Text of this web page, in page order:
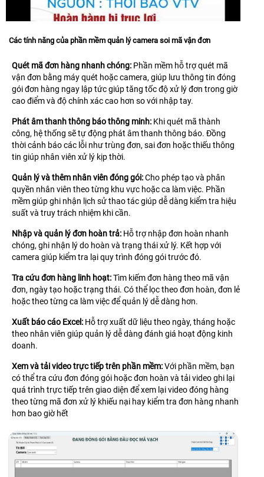
Các tính năng của phần mềm quản lý camera soi mã vận đơn
Quét mã đơn hàng nhanh chóng: Phần mềm hỗ trợ quét mã
vận đơn bằng máy quét hoặc camera, giúp lưu thông tin đóng
gói đơn hàng ngay lập tức giúp tăng tốc độ xử lý đơn trong giờ
cao điểm và độ chính xác cao hơn so với nhập tay.
Phát âm thanh thông báo thông minh: Khi quét mã thành
công, hệ thống sẽ tự động phát âm thanh thông báo. Đồng
thời cảnh báo các lỗi như trùng đơn, sai đơn hoặc thiếu thông
tin giúp nhân viên xử lý kịp thời.
Quản lý và thêm nhân viên đóng gói:Cho phép tạo và phân
quyền nhân viên theo từng khu vực hoặc ca làm việc. Phần
mềm giúp ghi nhận lịch sử thao tác giúp dễ dàng kiểm tra hiệu
suất và truy trách nhiệm khi cần.
Nhập và quản lý đơn hoàn trả: Hỗ trợ nhập đơn hoàn nhanh
chóng, ghi nhận lý do hoàn và trạng thái xử lý. Kết hợp với
camera giúp kiểm tra lại quy trình đóng gói trước đó.
Tra cứu đơn hàng linh hoạt:Tìm kiếm đơn hàng theo mã vận
đơn, ngày tạo hoặc trạng thái. Có thể lọc theo đơn hoàn, đơn lẻ
hoặc theo từng ca làm việc để quản lý dễ dàng hơn.
Xuất báo cáo Excel: Hỗ trợ xuất dữ liệu theo ngày, tháng hoặc
theo nhân viên giúp quản lý dễ dàng đánh giá hoạt động kinh
doanh.
Xem và tải video trực tiếp trên phần mềm:Với phần mềm, bạn
có thể tra cứu đơn đóng gói hoặc đơn hoàn và tải video ghi lại
quá trình trực tiếp trên giao diện để xem lại video đóng hàng
theo từng mã đơn xử lý khiếu nại hay kiểm tra đơn hàng nhanh
hơn bao giờ hết